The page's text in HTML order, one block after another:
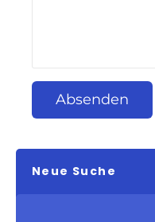
Absenden
Neue Suche